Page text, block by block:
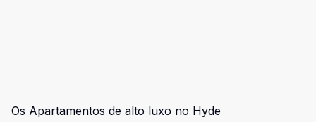
Os Apartamentos de alto luxo no Hyde